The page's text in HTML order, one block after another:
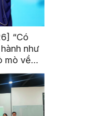
“Có
như
mò về